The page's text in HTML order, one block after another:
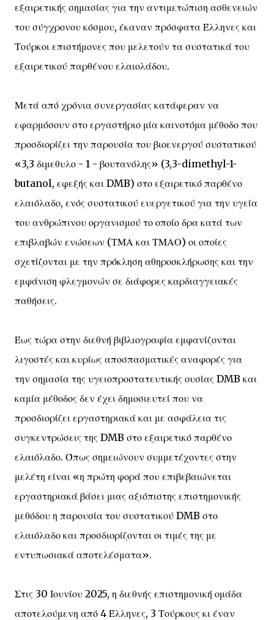
εξαιρετικής σημασίας για την αντιμετώπιση ασθενειών
του σύγχρονου κόσμου, έκαναν πρόσφατα Έλληνες και
Τούρκοι επιστήμονες που μελετούν τα συστατικά του
εξαιρετικού παρθένου ελαιολάδου.
Μετά από χρόνια συνεργασίας κατάφεραν να
εφαρμόσουν στο εργαστήριο μία καινοτόμα μέθοδο που
προσδιορίζει την παρουσία του βιοενεργού συστατικού
«3,3 διμεθυλο - 1 - βουτανόλης» (3,3-dimethyl-1-
butanol, εφεξής και DMB) στο εξαιρετικό παρθένο
ελαιόλαδο, ενός συστατικού ευεργετικού για την υγεία
του ανθρώπινου οργανισμού το οποίο δρα κατά των
επιβλαβών ενώσεων (ΤΜΑ και ΤΜΑΟ) οι οποίες
σχετίζονται με την πρόκληση αθηροσκλήρωσης και την
εμφάνιση φλεγμονών σε διάφορες καρδιαγγειακές
παθήσεις.
Έως τώρα στην διεθνή βιβλιογραφία εμφανίζονται
λιγοστές και κυρίως αποσπασματικές αναφορές για
την σημασία της υγειοπροστατευτικής ουσίας DMB και
καμία μέθοδος δεν έχει δημοσιευτεί που να
προσδιορίζει εργαστηριακά και με ασφάλεια τις
συγκεντρώσεις της DMB στο εξαιρετικό παρθένο
ελαιόλαδο. Όπως σημειώνουν συμμετέχοντες στην
μελέτη είναι «η πρώτη φορά που επιβεβαιώνεται
εργαστηριακά βάσει μιας αξιόπιστης επιστημονικής
μεθόδου η παρουσία του συστατικού DMB στο
ελαιόλαδο και προσδιορίζονται οι τιμές της με
εντυπωσιακά αποτελέσματα».
Στις 30 Ιουνίου 2025, η διεθνής επιστημονική ομάδα
αποτελούμενη από 4 Έλληνες, 3 Τούρκους κι έναν